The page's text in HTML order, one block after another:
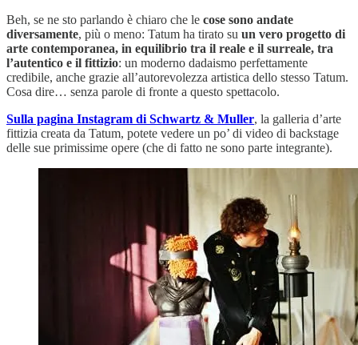
Beh, se ne sto parlando è chiaro che le cose sono andate
diversamente, più o meno: Tatum ha tirato su un vero progetto di
arte contemporanea, in equilibrio tra il reale e il surreale, tra
l’autentico e il fittizio: un moderno dadaismo perfettamente
credibile, anche grazie all’autorevolezza artistica dello stesso Tatum.
Cosa dire… senza parole di fronte a questo spettacolo.
Sulla pagina Instagram di Schwartz & Muller, la galleria d’arte
fittizia creata da Tatum, potete vedere un po’ di video di backstage
delle sue primissime opere (che di fatto ne sono parte integrante).